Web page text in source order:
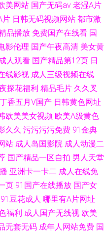
美网站 国产无码av 老湿A片
片 日韩无码视频网站 都市激
品播放 免费国产在线看 国
影伦理 国产午夜高清 美女黄
人观看 国产精品第12页 日
线影视 成人三级视频在线
探花福利 精品毛片 久久叉
丁香五月V国产 日韩黄色网址
欧美美女视频 欧美A级黄色
久久 污污污污免费 91金典
站 成人岛国影院 成人动漫二
国产精品一区自拍 男人天堂
亚洲卡一卡二 成人在线免
页 91国产在线播放 国产女
91豆花成人 哪里有A片网址
福利 成人国产无线视 欧美
无套无码 成年人网站免费 国